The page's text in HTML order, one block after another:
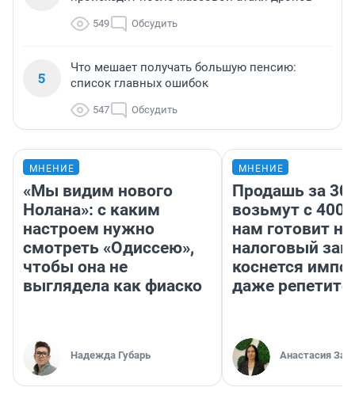
549 Обсудить
5
Что мешает получать большую пенсию:
список главных ошибок
547 Обсудить
МНЕНИЕ
«Мы видим нового
Нолана»: с каким
настроем нужно
смотреть «Одиссею»,
чтобы она не
выглядела как фиаско
Надежда Губарь
МНЕНИЕ
Продашь за
возьмут с
нам готовит
налоговый
коснется
даже
Анастасия